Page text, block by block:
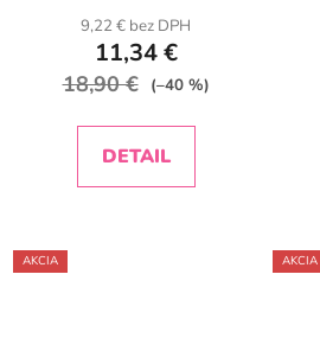
9,22 € bez DPH
11,34 €
18,90 € (–40 %)
DETAIL
AKCIA AKCIA